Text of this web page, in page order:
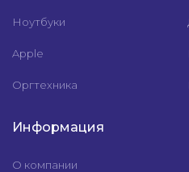
Ноутбуки
Apple
Оргтехника
Информация
О компании